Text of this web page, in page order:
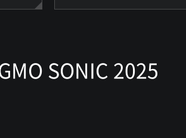
SONIC 2025